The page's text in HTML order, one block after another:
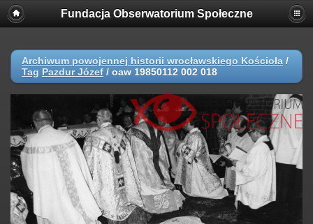
Fundacja Obserwatorium Społeczne
Archiwum powojennej historii wrocławskiego Kościoła /
Tag Pazdur Józef / oaw 19850112 002 018